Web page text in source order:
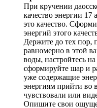
При кручении
качество энергии 17
это качество.
энергий этого
Держите до тех пор,
равномерно в этой
воды, настройтесь
сформируйте шар и
уже содержащие
энергиям прийти во
чувствовали или
Опишите свои